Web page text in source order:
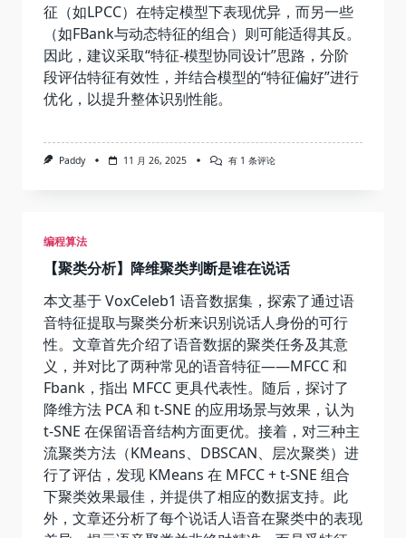
征（如LPCC）在特定模型下表现优异，而另一些
（如FBank与动态特征的组合）则可能适得其反。
因此，建议采取“特征-模型协同设计”思路，分阶
段评估特征有效性，并结合模型的“特征偏好”进行
优化，以提升整体识别性能。
Paddy 11 月 26, 2025
【方
做
征
选
择
还
是
参
数
寻
优？
有 1 条评论
编程算法
【聚类分析】降维聚类判断是谁在说话
本文基于 VoxCeleb1 语音数据集，探索了通过语
音特征提取与聚类分析来识别说话人身份的可行
性。文章首先介绍了语音数据的聚类任务及其意
义，并对比了两种常见的语音特征——MFCC 和
Fbank，指出 MFCC 更具代表性。随后，探讨了
降维方法 PCA 和 t-SNE 的应用场景与效果，认为
t-SNE 在保留语音结构方面更优。接着，对三种主
流聚类方法（KMeans、DBSCAN、层次聚类）进
行了评估，发现 KMeans 在 MFCC + t-SNE 组合
下聚类效果最佳，并提供了相应的数据支持。此
外，文章还分析了每个说话人语音在聚类中的表现